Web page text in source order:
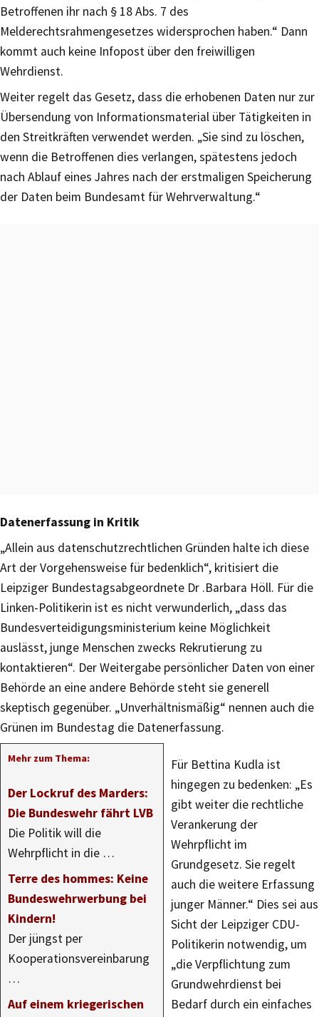
Betroffenen ihr nach § 18 Abs. 7 des
Melderechtsrahmengesetzes widersprochen haben.“ Dann
kommt auch keine Infopost über den freiwilligen
Wehrdienst.
Weiter regelt das Gesetz, dass die erhobenen Daten nur zur
Übersendung von Informationsmaterial über Tätigkeiten in
den Streitkräften verwendet werden. „Sie sind zu löschen,
wenn die Betroffenen dies verlangen, spätestens jedoch
nach Ablauf eines Jahres nach der erstmaligen Speicherung
der Daten beim Bundesamt für Wehrverwaltung.“
Datenerfassung in Kritik
„Allein aus datenschutzrechtlichen Gründen halte ich diese
Art der Vorgehensweise für bedenklich“, kritisiert die
Leipziger Bundestagsabgeordnete Dr .Barbara Höll. Für die
Linken-Politikerin ist es nicht verwunderlich, „dass das
Bundesverteidigungsministerium keine Möglichkeit
auslässt, junge Menschen zwecks Rekrutierung zu
kontaktieren“. Der Weitergabe persönlicher Daten von einer
Behörde an eine andere Behörde steht sie generell
skeptisch gegenüber. „Unverhältnismäßig“ nennen auch die
Grünen im Bundestag die Datenerfassung.
Mehr zum Thema:
Der Lockruf des Marders:
Die Bundeswehr fährt LVB
Die Politik will die
Wehrpflicht in die …
Terre des hommes: Keine
Bundeswehrwerbung bei
Kindern!
Der jüngst per
Kooperationsvereinbarung
…
Auf einem kriegerischen
Für Bettina Kudla ist
hingegen zu bedenken: „Es
gibt weiter die rechtliche
Verankerung der
Wehrpflicht im
Grundgesetz. Sie regelt
auch die weitere Erfassung
junger Männer.“ Dies sei aus
Sicht der Leipziger CDU-
Politikerin notwendig, um
„die Verpflichtung zum
Grundwehrdienst bei
Bedarf durch ein einfaches